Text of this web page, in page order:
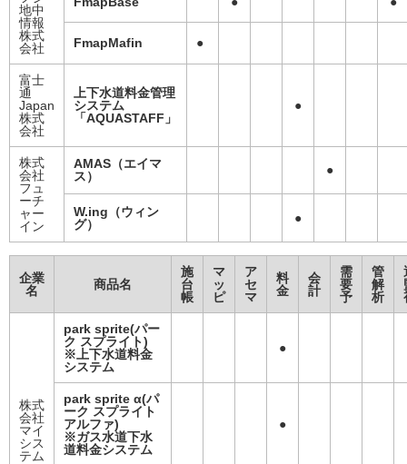
地中
情報
株式
会社
FmapMafin ●
富士
通
Japan
株式
会社
上下水道料金管理
システム
「AQUASTAFF」
●
株式
会社
フュ
ーチ
ャー
イン
AMAS（エイマ
ス）
●
W.ing（ウィン
グ）
●
企業
名
商品名
施
台
帳
マ
ッ
ピ
ア
セ
マ
料
金
会
計
需
要
予
管
解
析
株式
会社
マイ
シス
テム
park sprite(パー
ク スプライト)
※上下水道料金
システム
●
park sprite α(パ
ーク スプライト
アルファ)
※ガス水道下水
道料金システム
●